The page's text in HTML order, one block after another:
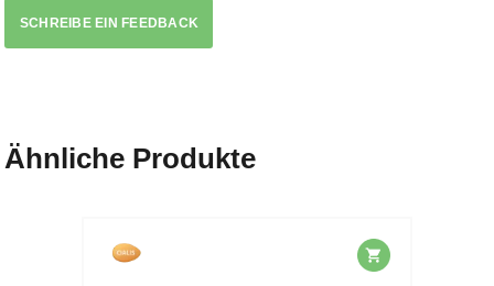
SCHREIBE EIN FEEDBACK
Ähnliche Produkte